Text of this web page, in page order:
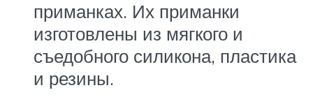
приманках. Их приманки
изготовлены из мягкого и
съедобного силикона, пластика
и резины.